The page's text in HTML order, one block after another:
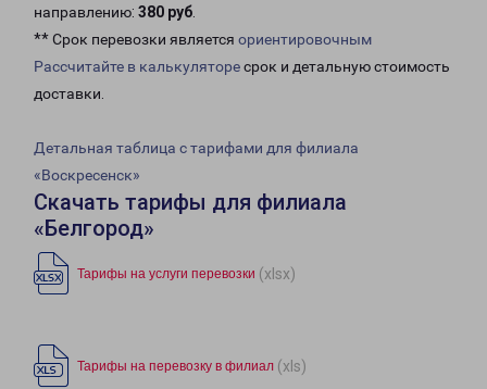
направлению: 380 руб.
** Срок перевозки является ориентировочным
Рассчитайте в калькуляторесрок и детальную стоимость
доставки.
Детальная таблица с тарифами для филиала
«Воскресенск»
Скачать тарифы для филиала
«Белгород»
Тарифы на услуги перевозки (xlsx)
Тарифы на перевозку в филиал (xls)